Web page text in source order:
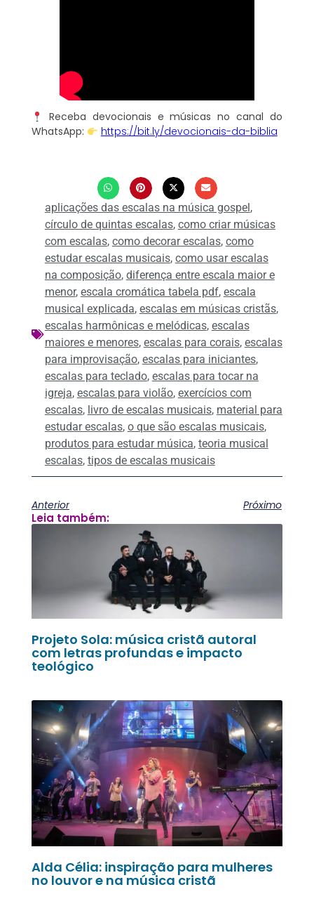
Receba devocionais e músicas no canal do
WhatsApp:
https://bit.ly/devocionais-da-biblia
aplicações das escalas na música gospel,
círculo de quintas escalas, como criar músicas
com escalas, como decorar escalas, como
estudar escalas musicais, como usar escalas
na composição, diferença entre escala maior e
menor, escala cromática tabela pdf, escala
musical explicada, escalas em músicas cristãs,
escalas harmônicas e melódicas, escalas
maiores e menores, escalas para corais, escalas
para improvisação, escalas para iniciantes,
escalas para teclado, escalas para tocar na
igreja, escalas para violão, exercícios com
escalas, livro de escalas musicais, material para
estudar escalas, o que são escalas musicais,
produtos para estudar música, teoria musical
escalas, tipos de escalas musicais
Anterior Próximo
Leia também:
Projeto Sola: música cristã autoral
com letras profundas e impacto
teológico
Alda Célia: inspiração para mulheres
no louvor e na música cristã